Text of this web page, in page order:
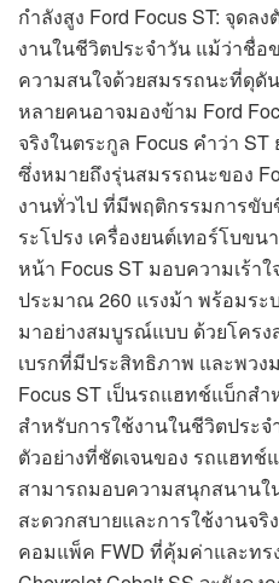
กำลังสูง Ford Focus ST: จุดล
งานในชีวิตประจำวัน แม้ว่าชื่อ
ความสนใจด้วยสมรรถนะที่ดุดั
หลายคนอาจมองข้าม Ford
จริงในตระกูล Focus คำว่า ST
ซึ่งหมายถึงรุ่นสมรรถนะของ
งานทั่วไป ที่มีพฤติกรรมการขั
ระโปรง เครื่องยนต์เทอร์โบขน
หน้า Focus ST มอบความเร้า
ประมาณ 260 แรงม้า พร้อมร
มาอย่างสมบูรณ์แบบ ด้วยโครง
เบรกที่มีประสิทธิภาพ และพว
Focus ST เป็นรถแฮทช์แบ็กส
สำหรับการใช้งานในชีวิตประจ
ตัวอย่างที่ชัดเจนของ รถแฮทช์
สามารถมอบความสนุกสนานใ
สะดวกสบายและการใช้งานจริ
คอมแพ็ค FWD ที่คุ้มค่าและทร